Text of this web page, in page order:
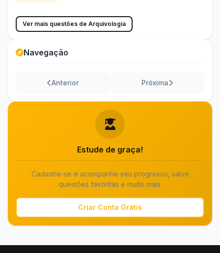
Ver mais questões de Arquivologia
Navegação
Anterior Próxima
Estude de graça!
Cadastre-se e acompanhe seu progresso, salve
questões favoritas e muito mais.
Criar Conta Grátis